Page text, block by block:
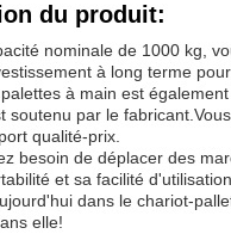
du produit:
nominale de 1000 kg,
à long terme
à main est
soutenu par le
qualité-prix.
besoin de déplacer des
et sa facilité
dans le chariot-
elle!